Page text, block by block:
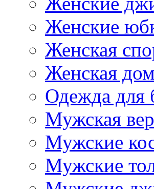
Женские
Женская
Женская
Одежда для
Мужская
Мужские
Мужские